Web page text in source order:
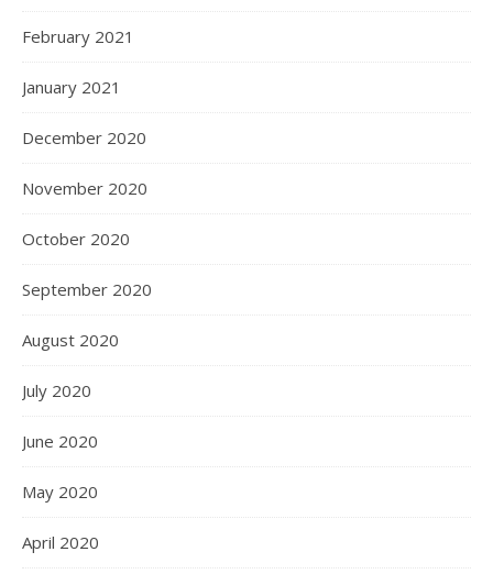
February 2021
January 2021
December 2020
November 2020
October 2020
September 2020
August 2020
July 2020
June 2020
May 2020
April 2020